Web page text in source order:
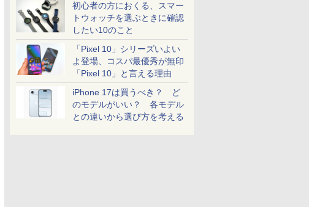
初心者の方におくる、スマー
トウォッチを選ぶときに確認
したい10のこと
「Pixel 10」シリーズいよい
よ登場、コスパ最優秀が無印
「Pixel 10」と言える理由
iPhone 17は買うべき？ ど
のモデルがいい？ 各モデル
との違いから選び方を考える